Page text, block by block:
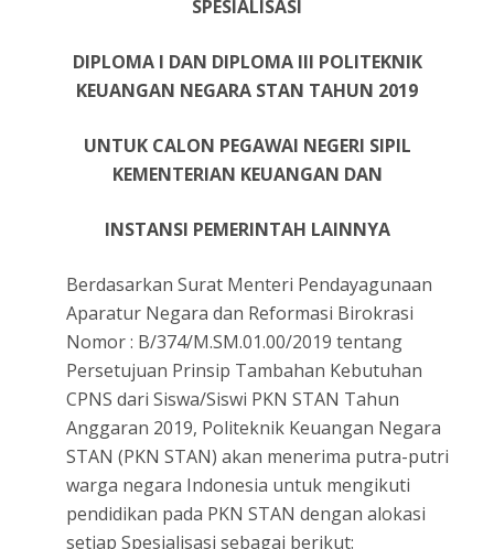
SPESIALISASI
DIPLOMA I DAN DIPLOMA Ill POLITEKNIK
KEUANGAN NEGARA STAN TAHUN 2019
UNTUK CALON PEGAWAI NEGERI SIPIL
KEMENTERIAN KEUANGAN DAN
INSTANSI PEMERINTAH LAINNYA
Berdasarkan Surat Menteri Pendayagunaan
Aparatur Negara dan Reformasi Birokrasi
Nomor : B/374/M.SM.01.00/2019 tentang
Persetujuan Prinsip Tambahan Kebutuhan
CPNS dari Siswa/Siswi PKN STAN Tahun
Anggaran 2019, Politeknik Keuangan Negara
STAN (PKN STAN) akan menerima putra-putri
warga negara Indonesia untuk mengikuti
pendidikan pada PKN STAN dengan alokasi
setiap Spesialisasi sebagai berikut: